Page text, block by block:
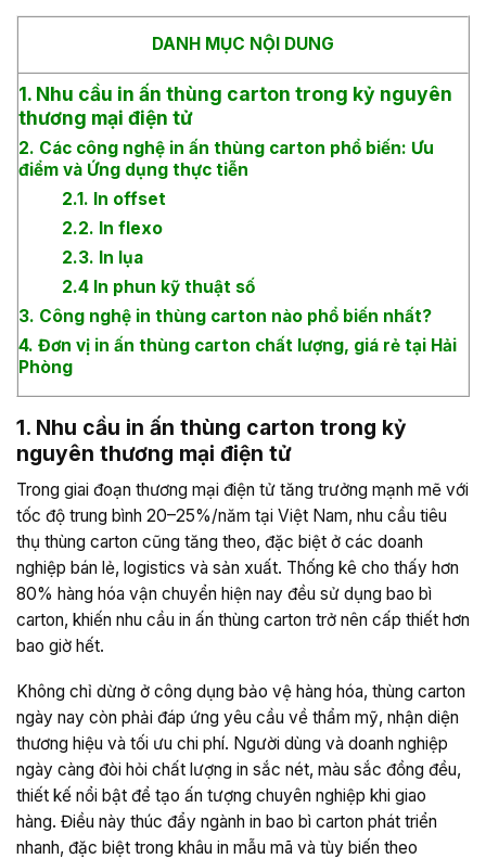
DANH MỤC NỘI DUNG
1. Nhu cầu in ấn thùng carton trong kỷ nguyên
thương mại điện tử
2. Các công nghệ in ấn thùng carton phổ biến: Ưu
điểm và Ứng dụng thực tiễn
2.1. In offset
2.2. In flexo
2.3. In lụa
2.4 In phun kỹ thuật số
3. Công nghệ in thùng carton nào phổ biến nhất?
4. Đơn vị in ấn thùng carton chất lượng, giá rẻ tại Hải
Phòng
1. Nhu cầu in ấn thùng carton trong kỷ
nguyên thương mại điện tử
Trong giai đoạn thương mại điện tử tăng trưởng mạnh mẽ với
tốc độ trung bình 20–25%/năm tại Việt Nam, nhu cầu tiêu
thụ thùng carton cũng tăng theo, đặc biệt ở các doanh
nghiệp bán lẻ, logistics và sản xuất. Thống kê cho thấy hơn
80% hàng hóa vận chuyển hiện nay đều sử dụng bao bì
carton, khiến nhu cầu in ấn thùng carton trở nên cấp thiết hơn
bao giờ hết.
Không chỉ dừng ở công dụng bảo vệ hàng hóa, thùng carton
ngày nay còn phải đáp ứng yêu cầu về thẩm mỹ, nhận diện
thương hiệu và tối ưu chi phí. Người dùng và doanh nghiệp
ngày càng đòi hỏi chất lượng in sắc nét, màu sắc đồng đều,
thiết kế nổi bật để tạo ấn tượng chuyên nghiệp khi giao
hàng. Điều này thúc đẩy ngành in bao bì carton phát triển
nhanh, đặc biệt trong khâu in mẫu mã và tùy biến theo